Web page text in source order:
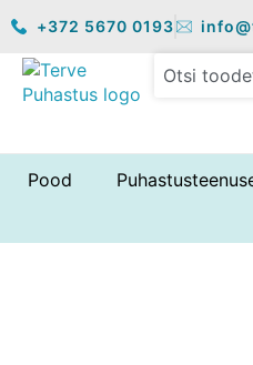
to
content
+372 5670 0193
Pood